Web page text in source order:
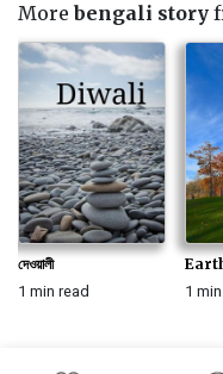
Morebengali story
দেওয়ালী
1 min read
1